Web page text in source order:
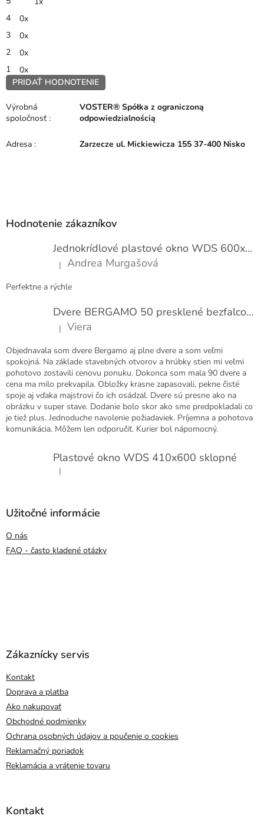
4
0x
3
0x
2
0x
1
0x
PRIDAŤ HODNOTENIE
V
ý
p
s
h
e
n
Výrobná
spoločnosť :
VOSTER® Spółka z ograniczoną
odpowiedzialnością
Adresa : Zarzecze ul. Mickiewicza 155 37-400 Nisko
Hodnotenie zákazníkov
Jednokrídlové plastové okno WDS 600x1000
Hodnotenie produktu je 5 z 5 hviezdičiek.
| Andrea Murgašová
Perfektne a rýchle
Dvere BERGAMO 50 presklené bezfalcové EXTRA
Hodnotenie produktu je 5 z 5 hviezdičiek.
| Viera
Objednavala som dvere Bergamo aj plne dvere a som veľmi
spokojná. Na základe stavebných otvorov a hrúbky stien mi veľmi
pohotovo zostavili cenovu ponuku. Dokonca som mala 90 dvere a
cena ma milo prekvapila. Obložky krasne zapasovali, pekne čisté
spoje aj vďaka majstrovi čo ich osádzal. Dvere sú presne ako na
obrázku v super stave. Dodanie bolo skor ako sme predpokladali co
je tiež plus. Jednoduche navolenie požiadaviek. Príjemna a pohotova
komunikácia. Môžem len odporučiť. Kurier bol nápomocný.
Plastové okno WDS 410x600 sklopné
Hodnotenie produktu je 5 z 5 hviezdičiek.
|
Užitočné informácie
O nás
FAQ - často kladené otázky
Zákaznícky servis
Kontakt
Doprava a platba
Ako nakupovať
Obchodné podmienky
Ochrana osobných údajov a poučenie o cookies
Reklamačný poriadok
Reklamácia a vrátenie tovaru
Kontakt